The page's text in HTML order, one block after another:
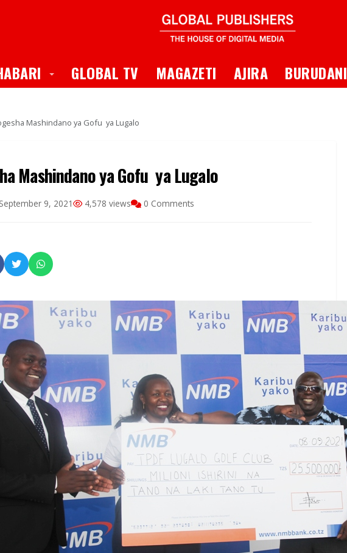
Toggle Dropdown
GLOBAL TV MAGAZETI AJIRA BURUDANI
Mashindano ya Gofu ya Lugalo
Mashindano ya Gofu ya Lugalo
September 9, 2021 4,578 views 0 Comments